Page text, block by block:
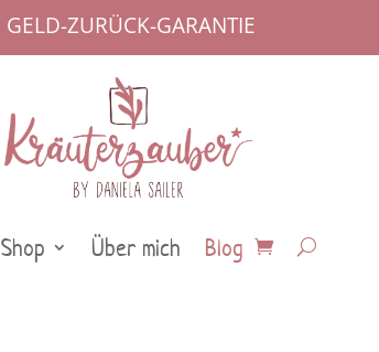
GELD-ZURÜCK-GARANTIE
Shop Über mich Blog